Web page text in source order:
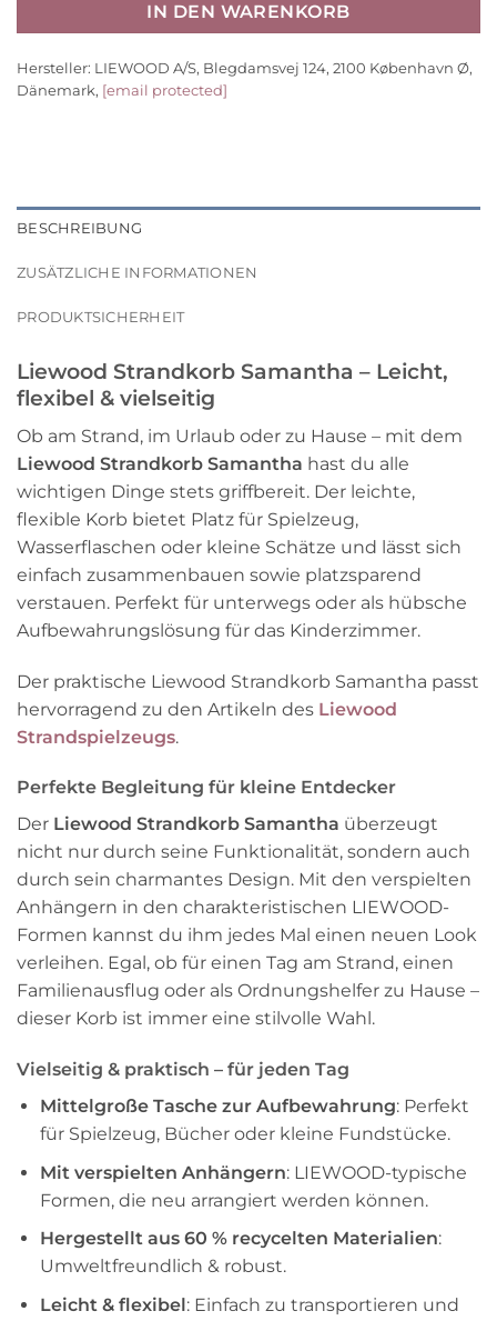
IN DEN WARENKORB
Hersteller: LIEWOOD A/S, Blegdamsvej 124, 2100 København Ø,
Dänemark, [email protected]
BESCHREIBUNG
ZUSÄTZLICHE INFORMATIONEN
PRODUKTSICHERHEIT
Liewood Strandkorb Samantha – Leicht,
flexibel & vielseitig
Ob am Strand, im Urlaub oder zu Hause – mit dem
Liewood Strandkorb Samantha hast du alle
wichtigen Dinge stets griffbereit. Der leichte,
flexible Korb bietet Platz für Spielzeug,
Wasserflaschen oder kleine Schätze und lässt sich
einfach zusammenbauen sowie platzsparend
verstauen. Perfekt für unterwegs oder als hübsche
Aufbewahrungslösung für das Kinderzimmer.
Der praktische Liewood Strandkorb Samantha passt
hervorragend zu den Artikeln des Liewood
Strandspielzeugs.
Perfekte Begleitung für kleine Entdecker
Der Liewood Strandkorb Samantha überzeugt
nicht nur durch seine Funktionalität, sondern auch
durch sein charmantes Design. Mit den verspielten
Anhängern in den charakteristischen LIEWOOD-
Formen kannst du ihm jedes Mal einen neuen Look
verleihen. Egal, ob für einen Tag am Strand, einen
Familienausflug oder als Ordnungshelfer zu Hause –
dieser Korb ist immer eine stilvolle Wahl.
Vielseitig & praktisch – für jeden Tag
Mittelgroße Tasche zur Aufbewahrung: Perfekt
für Spielzeug, Bücher oder kleine Fundstücke.
Mit verspielten Anhängern: LIEWOOD-typische
Formen, die neu arrangiert werden können.
Hergestellt aus 60 % recycelten Materialien:
Umweltfreundlich & robust.
Leicht & flexibel: Einfach zu transportieren und